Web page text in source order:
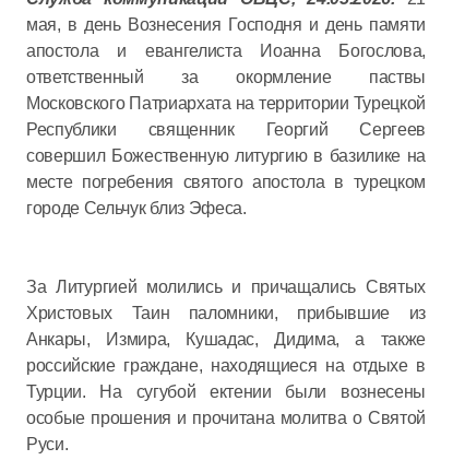
мая, в день Вознесения Господня и день памяти
апостола и евангелиста Иоанна Богослова,
ответственный за окормление паствы
Московского Патриархата на территории Турецкой
Республики священник Георгий Сергеев
совершил Божественную литургию в базилике на
месте погребения святого апостола в турецком
городе Сельчук близ Эфеса.
За Литургией молились и причащались Святых
Христовых Таин паломники, прибывшие из
Анкары, Измира, Кушадас, Дидима, а также
российские граждане, находящиеся на отдыхе в
Турции. На сугубой ектении были вознесены
особые прошения и прочитана молитва о Святой
Руси.